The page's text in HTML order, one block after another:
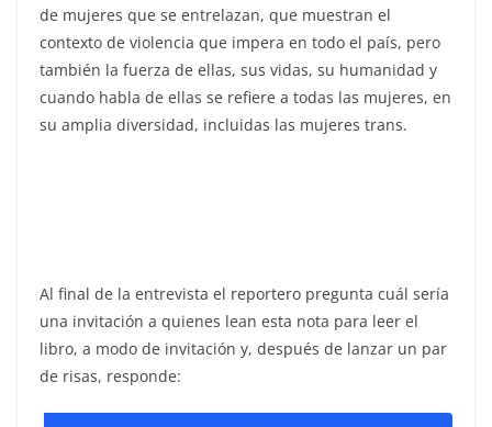
de mujeres que se entrelazan, que muestran el
contexto de violencia que impera en todo el país, pero
también la fuerza de ellas, sus vidas, su humanidad y
cuando habla de ellas se refiere a todas las mujeres, en
su amplia diversidad, incluidas las mujeres trans.
Al final de la entrevista el reportero pregunta cuál sería
una invitación a quienes lean esta nota para leer el
libro, a modo de invitación y, después de lanzar un par
de risas, responde: